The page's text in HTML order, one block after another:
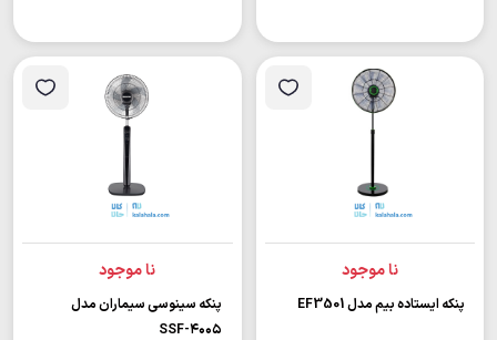
نا موجود
پنکه ایستاده بیم مدل EF3501
نا موجود
پنكه سینوسی سیماران مدل
SSF-۴۰۰۵